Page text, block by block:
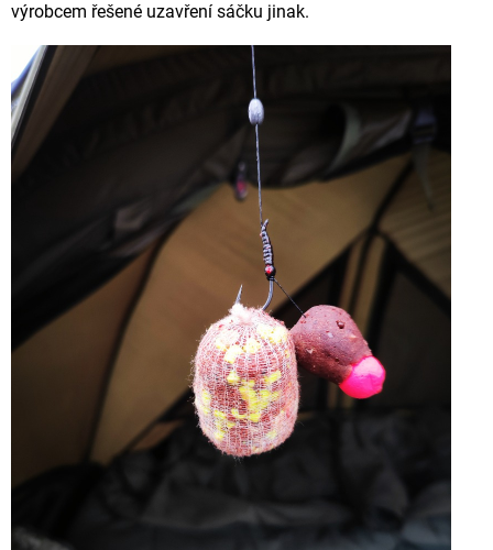
výrobcem řešené uzavření sáčku jinak.